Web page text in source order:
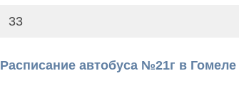
33
Расписание автобуса №21г в Гомеле